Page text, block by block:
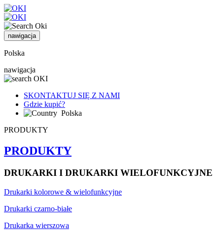
nawigacja
Polska
nawigacja
SKONTAKTUJ SIĘ Z NAMI
Gdzie kupić?
Polska
PRODUKTY
PRODUKTY
DRUKARKI I DRUKARKI WIELOFUNKCYJNE
Drukarki kolorowe & wielofunkcyjne
Drukarki czarno-białe
Drukarka wierszowa